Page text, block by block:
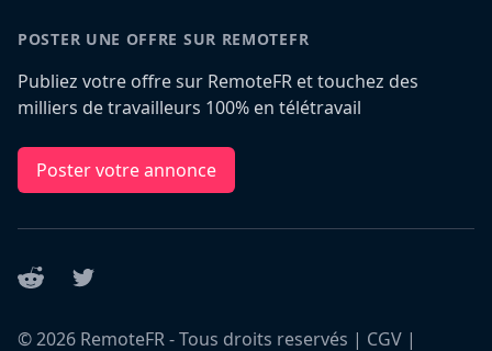
POSTER UNE OFFRE SUR REMOTEFR
Publiez votre offre sur RemoteFR et touchez des
milliers de travailleurs 100% en télétravail
Poster votre annonce
Reddit Twitter
©2026 RemoteFR - Tous droits reservés | CGV |